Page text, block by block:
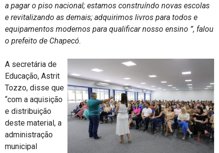
a pagar o piso nacional; estamos construíndo novas escolas
e revitalizando as demais; adquirimos livros para todos e
equipamentos modernos para qualificar nosso ensino ”, falou
o prefeito de Chapecó.
A secretária de
Educação, Astrit
Tozzo, disse que
“com a aquisição
e distribuição
deste material, a
administração
municipal